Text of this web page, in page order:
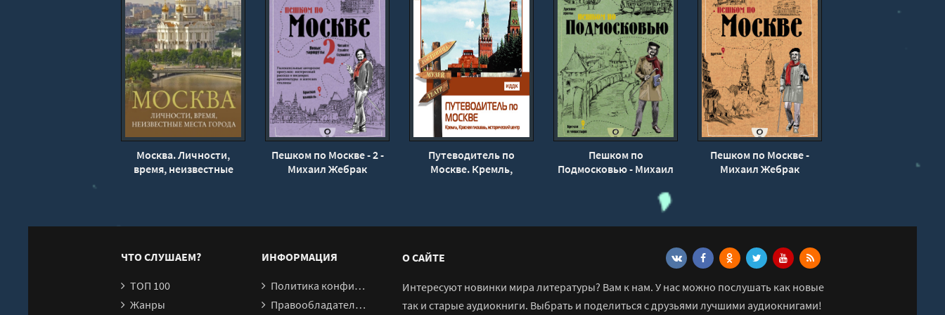
Москва. Личности,
время, неизвестные
Пешком по Москве - 2 -
Михаил Жебрак
Путеводитель по
Москве. Кремль,
Пешком по
Подмосковью - Михаил
Пешком по Москве -
Михаил Жебрак
ЧТО СЛУШАЕМ?
ТОП 100
Жанры
ИНФОРМАЦИЯ
Политика конфиденциальности
Правообладателям
О САЙТЕ
Интересуют новинки мира литературы? Вам к нам. У нас можно послушать как новые
так и старые аудиокниги. Выбрать и поделиться с друзьями лучшими аудиокнигами!